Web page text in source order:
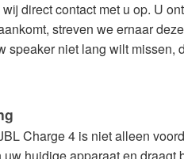
direct contact met u op. U
streven we ernaar
speaker niet lang wilt
Charge 4 is niet alleen
huidige apparaat en